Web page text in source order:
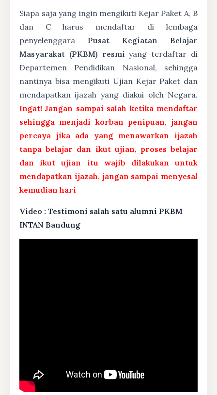
Siapa saja yang ingin mengikuti Kejar Paket A, B
dan C harus mendaftar di lembaga
penyelenggara Pusat Kegiatan Belajar
Masyarakat (PKBM) resmi yang terdaftar di
Departemen Pendidikan Nasional, sehingga
nantinya bisa mengikuti Ujian Kejar Paket dan
mendapatkan ijazah yang diakui oleh Negara.
Ingat! Jangan sampai salah ketika mendaftar
sehingga menjadi korban penipuan, jangan
percaya jika ada yang menawarkan ijazah
tanpa belajar dan ikut ujian, proses belajar
dan ikut ujian itu wajib dilakukan untuk
mendapatkan ijazah, jangan sampai menyesal
kemudian hari
Video : Testimoni salah satu alumni PKBM
INTAN Bandung